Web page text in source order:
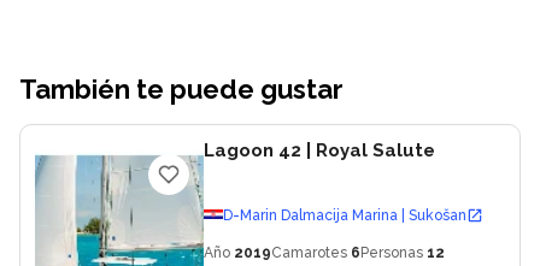
También te puede gustar
Lagoon 42 | Royal Salute
D-Marin Dalmacija Marina | Sukošan
Año 2019Camarotes 6 Personas 12